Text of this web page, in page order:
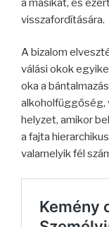
visszafordítására.
A bizalom
válási okok
oka a
alkoholfüggőség,
helyzet, amikor
a fajta
valamelyik fél